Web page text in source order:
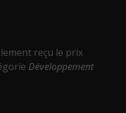
reçu le prix
Développement